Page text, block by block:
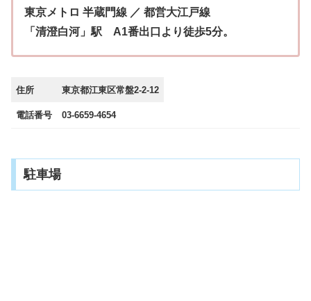
東京メトロ 半蔵門線 ／ 都営大江戸線
「清澄白河」駅 A1番出口より徒歩5分。
住所 東京都江東区常盤2-2-12
電話番号 03-6659-4654
駐車場